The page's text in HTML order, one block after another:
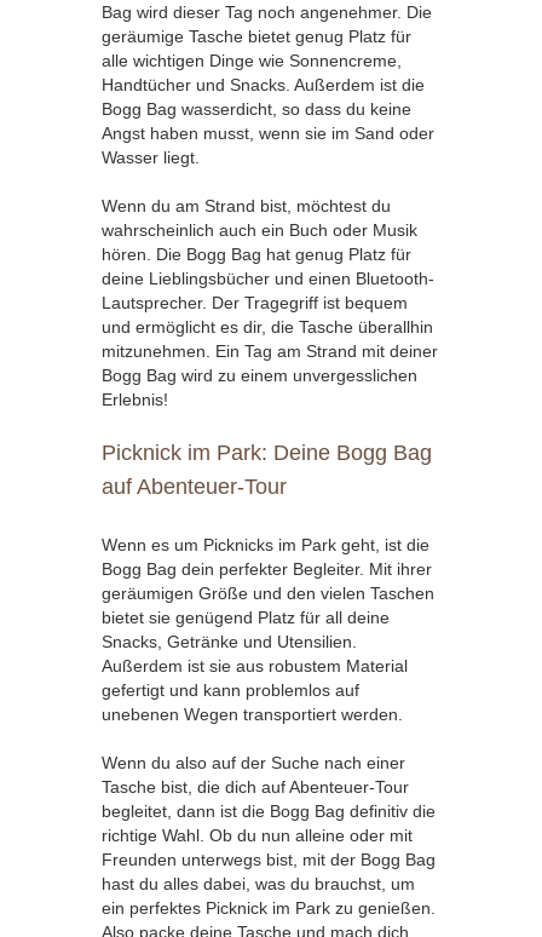
Bag wird dieser Tag noch angenehmer. Die
geräumige Tasche bietet genug Platz für
alle wichtigen Dinge wie Sonnencreme,
Handtücher und Snacks. Außerdem ist die
Bogg Bag wasserdicht, so dass du keine
Angst haben musst, wenn sie im Sand oder
Wasser liegt.
Wenn du am Strand bist, möchtest du
wahrscheinlich auch ein Buch oder Musik
hören. Die Bogg Bag hat genug Platz für
deine Lieblingsbücher und einen Bluetooth-
Lautsprecher. Der Tragegriff ist bequem
und ermöglicht es dir, die Tasche überallhin
mitzunehmen. Ein Tag am Strand mit deiner
Bogg Bag wird zu einem unvergesslichen
Erlebnis!
Picknick im Park: Deine Bogg Bag
auf Abenteuer-Tour
Wenn es um Picknicks im Park geht, ist die
Bogg Bag dein perfekter Begleiter. Mit ihrer
geräumigen Größe und den vielen Taschen
bietet sie genügend Platz für all deine
Snacks, Getränke und Utensilien.
Außerdem ist sie aus robustem Material
gefertigt und kann problemlos auf
unebenen Wegen transportiert werden.
Wenn du also auf der Suche nach einer
Tasche bist, die dich auf Abenteuer-Tour
begleitet, dann ist die Bogg Bag definitiv die
richtige Wahl. Ob du nun alleine oder mit
Freunden unterwegs bist, mit der Bogg Bag
hast du alles dabei, was du brauchst, um
ein perfektes Picknick im Park zu genießen.
Also packe deine Tasche und mach dich